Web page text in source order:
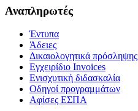
Αναπληρωτές
Έντυπα
Άδειες
Δικαιολογητικά πρόσληψης
Εγχειρίδιο Invoices
Ενισχυτική διδασκαλία
Οδηγοί προγραμμάτων
Αφίσες ΕΣΠΑ